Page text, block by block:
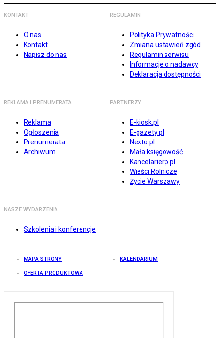
KONTAKT
O nas
Kontakt
Napisz do nas
REGULAMIN
Polityka Prywatności
Zmiana ustawień zgód
Regulamin serwisu
Informacje o nadawcy
Deklaracja dostępności
REKLAMA I PRENUMERATA
Reklama
Ogłoszenia
Prenumerata
Archiwum
PARTNERZY
E-kiosk.pl
E-gazety.pl
Nexto.pl
Mała księgowość
Kancelarierp.pl
Wieści Rolnicze
Życie Warszawy
NASZE WYDARZENIA
Szkolenia i konferencje
MAPA STRONY KALENDARIUM
OFERTA PRODUKTOWA